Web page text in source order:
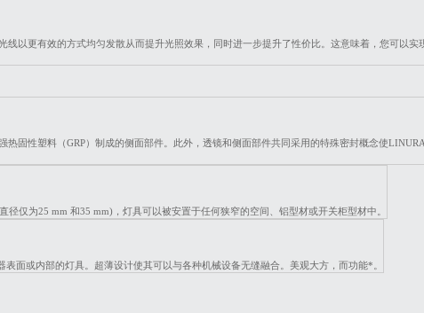
线以更有效的方式均匀发散从而提升光照效果，同时进一步提升了性价比。这意味着，您可以实
热固性塑料（GRP）制成的侧面部件。此外，透镜和侧面部件共同采用的特殊密封概念使
仅为25 mm 和35 mm)，灯具可以被安置于任何狭窄的空间、铝型材或开关柜型材中。
面或内部的灯具。超薄设计使其可以与各种机械设备无缝融合。美观大方，而功能*。